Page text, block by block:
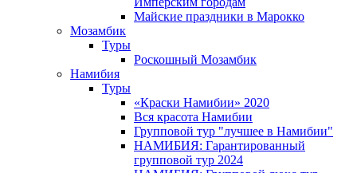
Майские праздники в Марокко
Мозамбик
Туры
Роскошный Мозамбик
Намибия
Туры
«Краски Намибии» 2020
Вся красота Намибии
Групповой тур "лучшее в Намибии"
НАМИБИЯ: Гарантированный
групповой тур 2024